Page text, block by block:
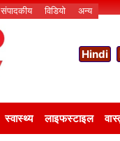
संपादकीय विडियो अन्य
Hindi
स्वास्थ्य लाइफस्टाइल